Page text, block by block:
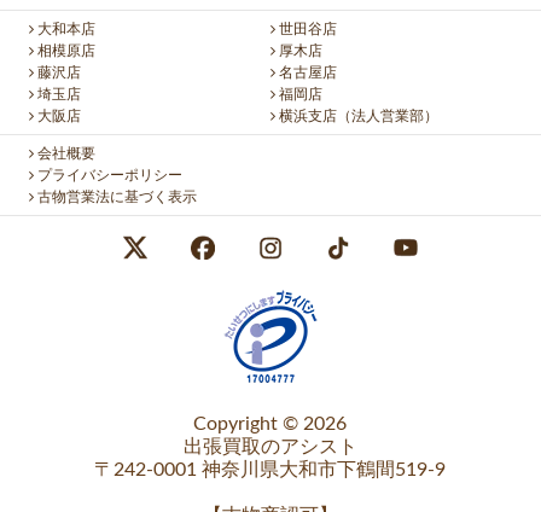
大和本店
世田谷店
相模原店
厚木店
藤沢店
名古屋店
埼玉店
福岡店
大阪店
横浜支店（法人営業部）
会社概要
プライバシーポリシー
古物営業法に基づく表示
Copyright © 2026
出張買取のアシスト
〒242-0001 神奈川県大和市下鶴間519-9